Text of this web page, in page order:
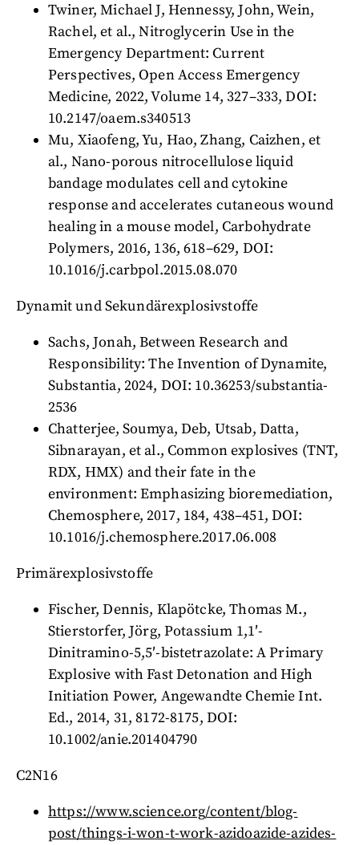
Twiner, Michael J, Hennessy, John, Wein,
Rachel, et al., Nitroglycerin Use in the
Emergency Department: Current
Perspectives, Open Access Emergency
Medicine, 2022, Volume 14, 327–333, DOI:
10.2147/oaem.s340513
Mu, Xiaofeng, Yu, Hao, Zhang, Caizhen, et
al., Nano-porous nitrocellulose liquid
bandage modulates cell and cytokine
response and accelerates cutaneous wound
healing in a mouse model, Carbohydrate
Polymers, 2016, 136, 618–629, DOI:
10.1016/j.carbpol.2015.08.070
Dynamit und Sekundärexplosivstoffe
Sachs, Jonah, Between Research and
Responsibility: The Invention of Dynamite,
Substantia, 2024, DOI: 10.36253/substantia-
2536
Chatterjee, Soumya, Deb, Utsab, Datta,
Sibnarayan, et al., Common explosives (TNT,
RDX, HMX) and their fate in the
environment: Emphasizing bioremediation,
Chemosphere, 2017, 184, 438–451, DOI:
10.1016/j.chemosphere.2017.06.008
Primärexplosivstoffe
Fischer, Dennis, Klapötcke, Thomas M.,
Stierstorfer, Jörg, Potassium 1,1′-
Dinitramino-5,5′-bistetrazolate: A Primary
Explosive with Fast Detonation and High
Initiation Power, Angewandte Chemie Int.
Ed., 2014, 31, 8172-8175, DOI:
10.1002/anie.201404790
C2N16
https://www.science.org/content/blog-
post/things-i-won-t-work-azidoazide-azides-